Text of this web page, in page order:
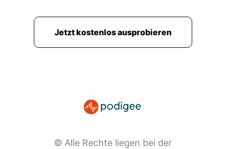
Jetzt kostenlos ausprobieren
© Alle Rechte liegen bei der